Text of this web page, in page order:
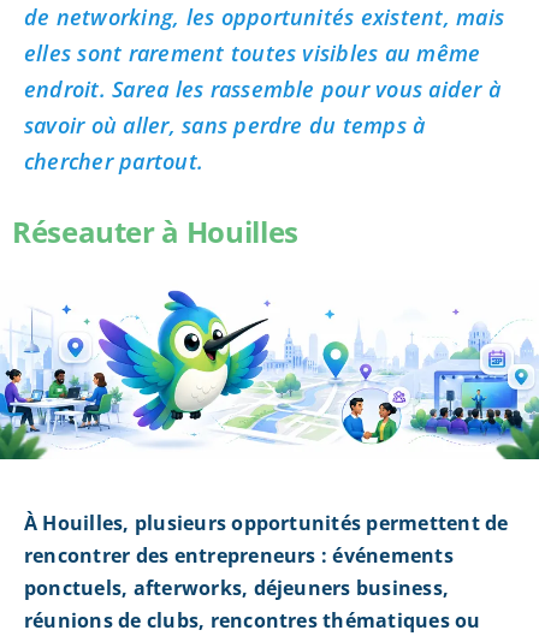
de networking, les opportunités existent, mais
elles sont rarement toutes visibles au même
endroit. Sarea les rassemble pour vous aider à
savoir où aller, sans perdre du temps à
chercher partout.
Réseauter à Houilles
À Houilles, plusieurs opportunités permettent de
rencontrer des entrepreneurs : événements
ponctuels, afterworks, déjeuners business,
réunions de clubs, rencontres thématiques ou